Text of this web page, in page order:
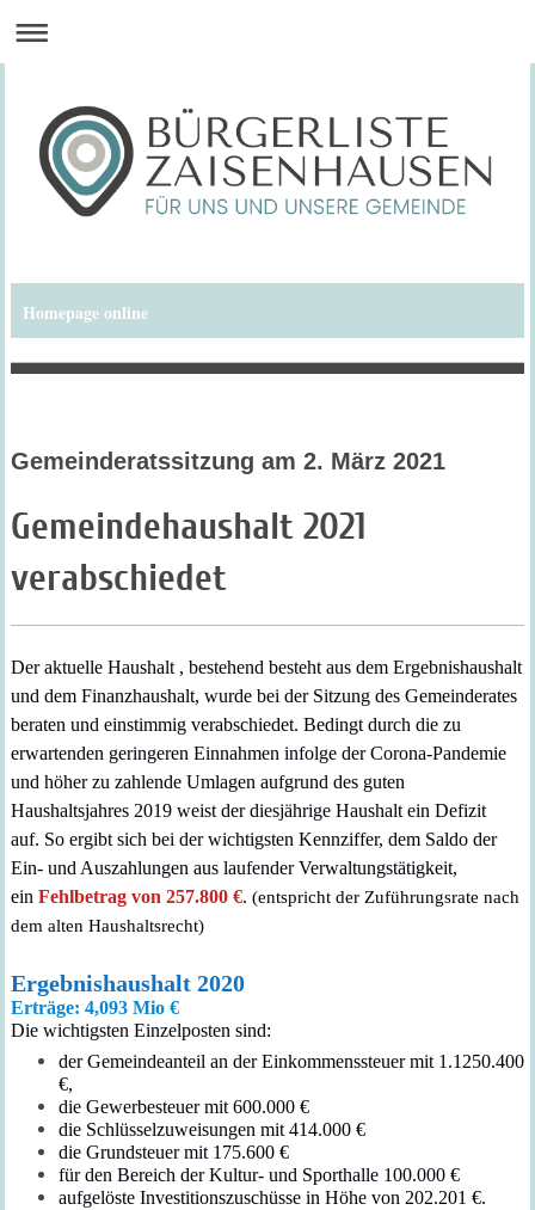
Homepage online
Bürgerliste Zaisenhausen
Gemeinderatssitzung am 2. März 2021
Gemeindehaushalt 2021
verabschiedet
Der aktuelle Haushalt , bestehend besteht aus dem Ergebnishaushalt
und dem Finanzhaushalt, wurde bei der Sitzung des Gemeinderates
beraten und einstimmig verabschiedet. Bedingt durch die zu
erwartenden geringeren Einnahmen infolge der Corona-Pandemie
und höher zu zahlende Umlagen aufgrund des guten
Haushaltsjahres 2019 weist der diesjährige Haushalt ein Defizit
auf. So ergibt sich bei der wichtigsten Kennziffer, dem Saldo der
Ein- und Auszahlungen aus laufender Verwaltungstätigkeit,
ein Fehlbetrag von 257.800 €. (entspricht der Zuführungsrate nach
dem alten Haushaltsrecht)
Ergebnishaushalt 2020
Erträge: 4,093Mio €
Die wichtigsten Einzelposten sind:
der Gemeindeanteil an der Einkommenssteuermit 1.1250.400
€,
die Gewerbesteuermit 600.000 €
die Schlüsselzuweisungen mit 414.000 €
die Grundsteuermit 175.600 €
für den Bereich der Kultur- und Sporthalle 100.000 €
aufgelöste Investitionszuschüsse in Höhe von 202.201 €.